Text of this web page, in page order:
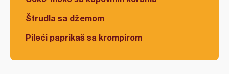
Štrudla sa džemom
Pileći paprikaš sa krompirom